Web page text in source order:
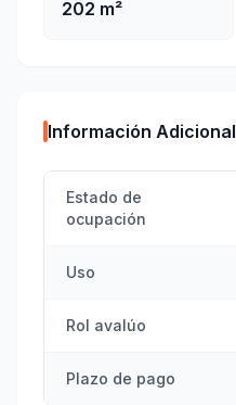
202 m²
Información Adicional
Estado de
ocupación
Uso
Rol avalúo
Plazo de pago